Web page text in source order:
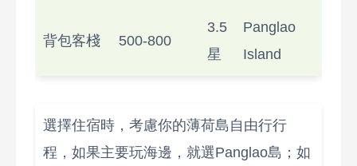
背包客棧 500-800
3.5
星
Panglao
Island
選擇住宿時，考慮你的薄荷島自由行行
程，如果主要玩海邊，就選Panglao島；如